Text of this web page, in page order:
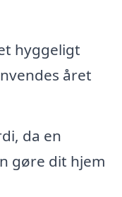
hyggeligt
året
da en
gøre dit hjem